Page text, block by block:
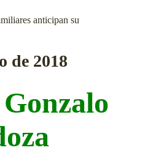
anticipan su
de 2018